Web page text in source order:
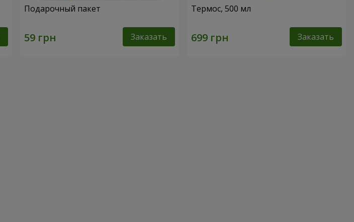
Подарочный пакет
Заказать
Термос, 500 мл
Заказать